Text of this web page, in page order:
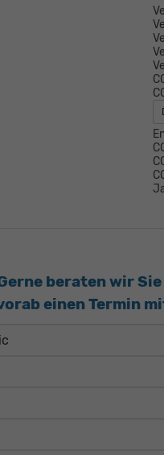
beraten wir
einen Termin